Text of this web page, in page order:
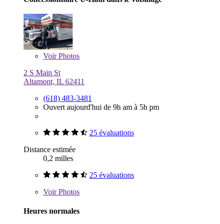
VoirPhotos
2 S Main St
Altamont, IL 62411
(618) 483-3481
Ouvert aujourd'hui de 9h am à 5h pm
25 évaluations
Distance estimée
0,2 milles
25 évaluations
VoirPhotos
Heures normales